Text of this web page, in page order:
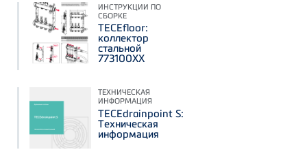
ИНСТРУКЦИИ ПО
СБОРКЕ
TECEfloor:
коллектор
стальной
773100XX
ТЕХНИЧЕСКАЯ
ИНФОРМАЦИЯ
TECEdrainpoint S:
Техническая
информация